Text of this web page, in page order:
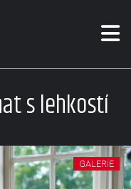
s lehkostí
GALERIE